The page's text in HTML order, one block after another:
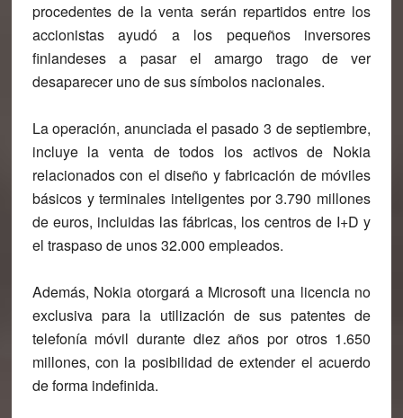
procedentes de la venta serán repartidos entre los
accionistas ayudó a los pequeños inversores
finlandeses a pasar el amargo trago de ver
desaparecer uno de sus símbolos nacionales.
La operación, anunciada el pasado 3 de septiembre,
incluye la venta de todos los activos de Nokia
relacionados con el diseño y fabricación de móviles
básicos y terminales inteligentes por 3.790 millones
de euros, incluidas las fábricas, los centros de I+D y
el traspaso de unos 32.000 empleados.
Además, Nokia otorgará a Microsoft una licencia no
exclusiva para la utilización de sus patentes de
telefonía móvil durante diez años por otros 1.650
millones, con la posibilidad de extender el acuerdo
de forma indefinida.